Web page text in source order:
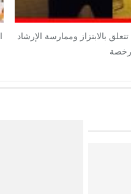
بالابتزاز وممارسة الإرشاد
رخصة